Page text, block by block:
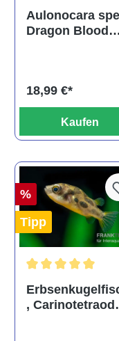
Durchschnittliche
Aulonocara
Dragon Blood
18,99 €*
Kaufen
%
Tipp
Durchschnittliche
,